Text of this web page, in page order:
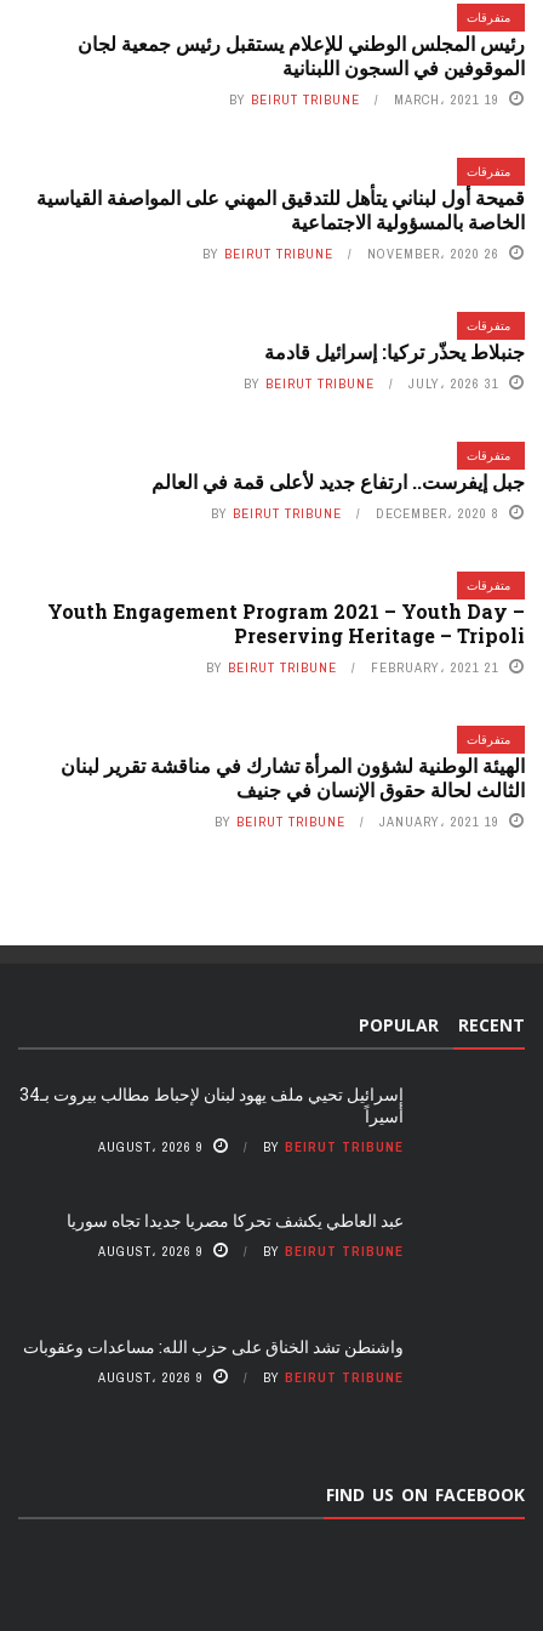
متفرقات
رئيس المجلس الوطني للإعلام يستقبل رئيس جمعية لجان
الموقوفين في السجون اللبنانية
19 MARCH، 2021 BY BEIRUT TRIBUNE
متفرقات
قميحة أول لبناني يتأهل للتدقيق المهني على المواصفة القياسية
الخاصة بالمسؤولية الاجتماعية
26 NOVEMBER، 2020 BY BEIRUT TRIBUNE
متفرقات
جنبلاط يحذّر تركيا: إسرائيل قادمة
31 JULY، 2026 BY BEIRUT TRIBUNE
متفرقات
جبل إيفرست.. ارتفاع جديد لأعلى قمة في العالم
8 DECEMBER، 2020 BY BEIRUT TRIBUNE
متفرقات
Youth Engagement Program 2021 – Youth Day –
Preserving Heritage – Tripoli
21 FEBRUARY، 2021 BY BEIRUT TRIBUNE
متفرقات
الهيئة الوطنية لشؤون المرأة تشارك في مناقشة تقرير لبنان
الثالث لحالة حقوق الإنسان في جنيف
19 JANUARY، 2021 BY BEIRUT TRIBUNE
RECENT
POPULAR
إسرائيل تحيي ملف يهود لبنان لإحباط مطالب بيروت بـ34
أسيراً
BY BEIRUT TRIBUNE 9 AUGUST، 2026
عبد العاطي يكشف تحركا مصريا جديدا تجاه سوريا
BY BEIRUT TRIBUNE 9 AUGUST، 2026
واشنطن تشد الخناق على حزب الله: مساعدات وعقوبات
BY BEIRUT TRIBUNE 9 AUGUST، 2026
FIND US ON FACEBOOK